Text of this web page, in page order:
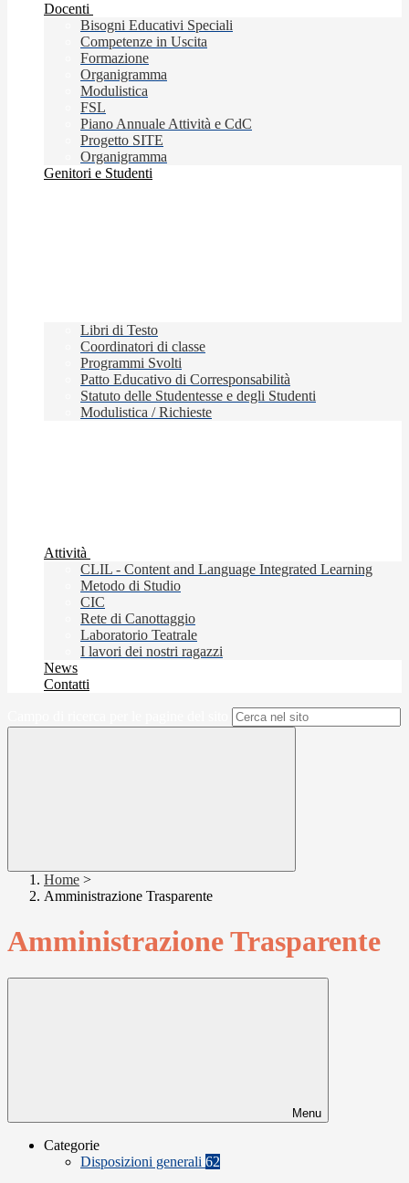
Docenti
Bisogni Educativi Speciali
Competenze in Uscita
Formazione
Organigramma
Modulistica
FSL
Piano Annuale Attività e CdC
Progetto SITE
Organigramma
Genitori e Studenti
Libri di Testo
Coordinatori di classe
Programmi Svolti
Patto Educativo di Corresponsabilità
Statuto delle Studentesse e degli Studenti
Modulistica / Richieste
Attività
CLIL - Content and Language Integrated Learning
Metodo di Studio
CIC
Rete di Canottaggio
Laboratorio Teatrale
I lavori dei nostri ragazzi
News
Contatti
Home >
Amministrazione Trasparente
Amministrazione Trasparente
Menu
Categorie
Disposizioni generali 62